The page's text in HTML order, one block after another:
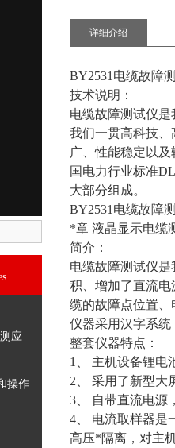
应
操作
详细介绍
BY2531电缆故障
技术说明：
电缆故障测试仪
我们一贯高科技
广、性能稳定以
国电力行业标准
大部分组成。
BY2531电缆故障
*章 液晶显示电缆
简介：
电缆故障测试仪
积、增加了直流
缆的故障点位置
仪器采用汉字系
整套仪器特点：
1、 主机设备锂电
2、 采用了新型大
3、 自带直流电源
4、 电流取样器是
高压*隔离，对主